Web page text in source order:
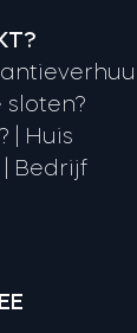
sloten?
| Huis
| Bedrijf